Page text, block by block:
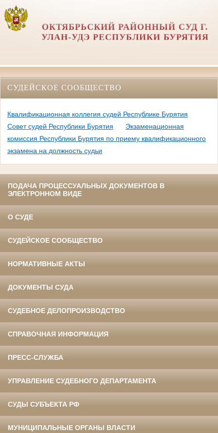
ОКТЯБРЬСКИЙ РАЙОННЫЙ СУД Г.
УЛАН-УДЭ РЕСПУБЛИКИ БУРЯТИЯ
СУДЕЙСКОЕ СООБЩЕСТВО
Квалификационная коллегия судей Республике Бурятия
Совет судей Республики Бурятия
Экзаменационная
комиссия Республики Бурятия по приему квалификационного
экзамена на должность судьи
ПОДАЧА ПРОЦЕССУАЛЬНЫХ ДОКУМЕНТОВ В
ЭЛЕКТРОННОМ ВИДЕ
О СУДЕ
СУДЕЙСКОЕ СООБЩЕСТВО
НОРМАТИВНЫЕ АКТЫ
ДОКУМЕНТЫ СУДА
СУДЕБНОЕ ДЕЛОПРОИЗВОДСТВО
СПРАВОЧНАЯ ИНФОРМАЦИЯ
ПРЕСС-СЛУЖБА
УПРАВЛЕНИЕ СУДЕБНОГО ДЕПАРТАМЕНТА
СУДЫ СУБЪЕКТА РФ
МУНИЦИПАЛЬНЫЕ ОРГАНЫ ВЛАСТИ